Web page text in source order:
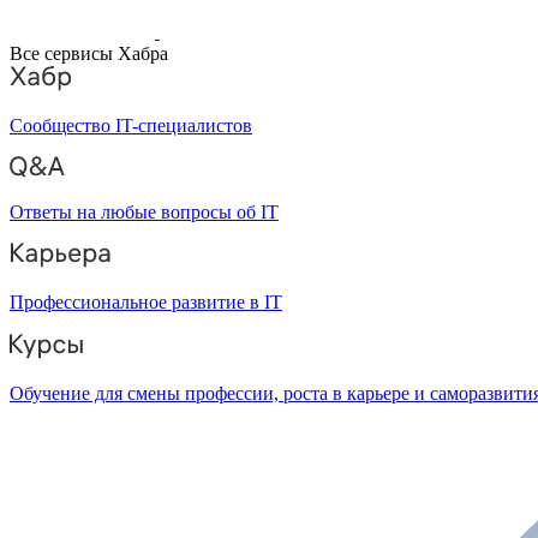
Все сервисы Хабра
Сообщество IT-специалистов
Ответы на любые вопросы об IT
Профессиональное развитие в IT
Обучение для смены профессии, роста в карьере и